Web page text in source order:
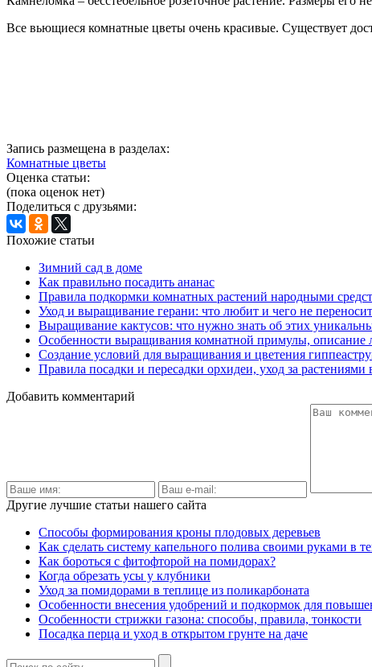
Все вьющиеся комнатные цветы очень красивые. Существует
Запись размещена в разделах:
Комнатные цветы
Оценка статьи:
(пока оценок нет)
Поделиться с друзьями:
Похожие статьи
Зимний сад в доме
Как правильно посадить ананас
Правила подкормки комнатных растений народными
Уход и выращивание герани: что любит и чего не
Выращивание кактусов: что нужно знать об этих
Особенности выращивания комнатной примулы, описание
Создание условий для выращивания и цветения
Правила посадки и пересадки орхидеи, уход за растениями
Добавить комментарий
Другие лучшие статьи нашего сайта
Способы формирования кроны плодовых деревьев
Как сделать систему капельного полива своими руками в
Как бороться с фитофторой на помидорах?
Когда обрезать усы у клубники
Уход за помидорами в теплице из поликарбоната
Особенности внесения удобрений и подкормок для
Особенности стрижки газона: способы, правила, тонкости
Посадка перца и уход в открытом грунте на даче